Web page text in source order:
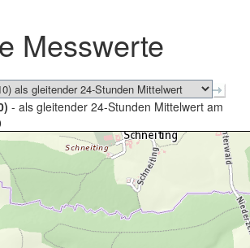
schließen
Messwerte
- als gleitender 24-Stunden Mittelwert am